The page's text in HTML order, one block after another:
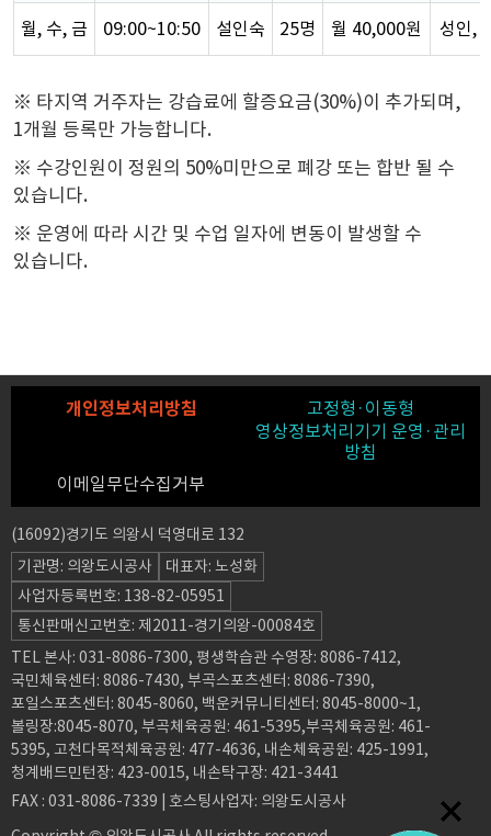
월, 수, 금 09:00~10:50 설인숙 25명 월 40,000원 성인,
※ 타지역 거주자는 강습료에 할증요금(30%)이 추가되며,
1개월 등록만 가능합니다.
※ 수강인원이 정원의 50%미만으로 폐강 또는 합반 될 수
있습니다.
※ 운영에 따라 시간 및 수업 일자에 변동이 발생할 수
있습니다.
개인정보처리방침 고정형·이동형
영상정보처리기기 운영·관리
방침
이메일무단수집거부
(16092)경기도 의왕시 덕영대로 132
기관명: 의왕도시공사
대표자: 노성화
사업자등록번호: 138-82-05951
통신판매신고번호: 제2011-경기의왕-00084호
TEL 본사: 031-8086-7300, 평생학습관 수영장: 8086-7412,
국민체육센터: 8086-7430, 부곡스포츠센터: 8086-7390,
포일스포츠센터: 8045-8060, 백운커뮤니티센터: 8045-8000~1,
볼링장:8045-8070, 부곡체육공원: 461-5395,부곡체육공원: 461-
5395, 고천다목적체육공원: 477-4636, 내손체육공원: 425-1991,
청계배드민턴장: 423-0015, 내손탁구장: 421-3441
FAX : 031-8086-7339 | 호스팅사업자: 의왕도시공사